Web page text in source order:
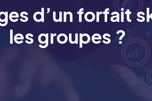
d’un forfait
les groupes ?